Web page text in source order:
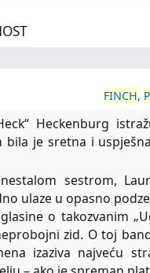
FINCH,
Heckenburg
bila je sretna i
sestrom,
ulaze u opasno
o takozvanim
zid. O toj
izaziva najveću